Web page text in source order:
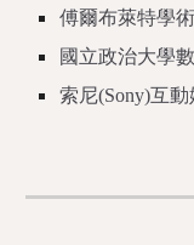
傅爾布萊特學
國立政治大學
索尼(Sony)互